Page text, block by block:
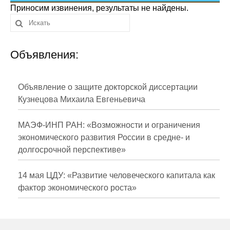
Сотрудники
Отчетность
Противодействие коррупции
Публикации
Научная жизнь
Издания
Проблемы прогнозирования
О журнале
Приносим извинения, результаты не найдены.
Объявления:
Объявление о защите докторской диссертации
Кузнецова Михаила Евгеньевича
МАЭФ-ИНП РАН: «Возможности и ограничения
экономического развития России в средне- и
долгосрочной перспективе»
14 мая ЦДУ: «Развитие человеческого капитала как
фактор экономического роста»